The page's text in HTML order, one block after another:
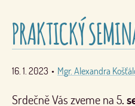
PRAKTICKÝ
16. 1. 2023 • Mgr. Alexandra
Srdečně Vás zveme na 5.